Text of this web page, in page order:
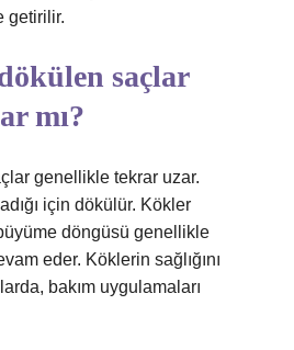
getirilir.
saçlar
mı?
genellikle tekrar uzar.
için dökülür. Kökler
döngüsü genellikle
eder. Köklerin sağlığını
bakım uygulamaları